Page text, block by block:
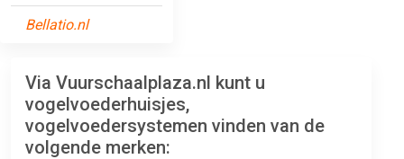
Bellatio.nl
Via Vuurschaalplaza.nl kunt u
vogelvoederhuisjes,
vogelvoedersystemen vinden van de
volgende merken: